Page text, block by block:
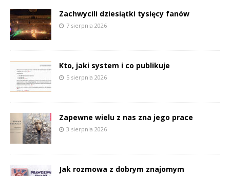
Zachwycili dziesiątki tysięcy fanów
7 sierpnia 2026
Kto, jaki system i co publikuje
5 sierpnia 2026
Zapewne wielu z nas zna jego prace
3 sierpnia 2026
Jak rozmowa z dobrym znajomym